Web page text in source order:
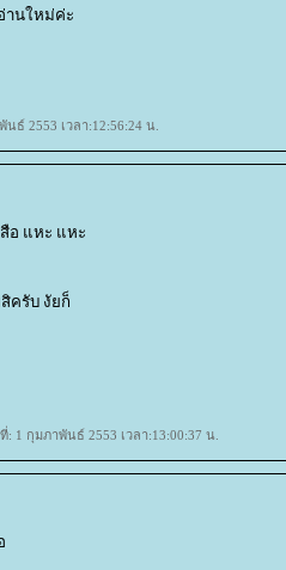
านใหม่ค่ะ
ธ์ 2553 เวลา:12:56:24 น.
อ แหะ แหะ
ครับ งัยก็
: 1 กุมภาพันธ์ 2553 เวลา:13:00:37 น.